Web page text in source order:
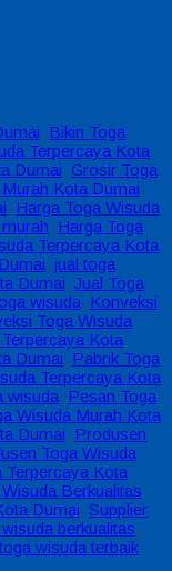
, Bikin Toga
Terpercaya Kota
Dumai, Grosir Toga
Kota Dumai,
, Harga Toga Wisuda
, Harga Toga
Terpercaya Kota
, jual toga
Dumai, Jual Toga
wisuda, Konveksi
Toga Wisuda
Kota
Dumai, Pabrik Toga
Terpercaya Kota
wisuda, Pesan Toga
Wisuda Murah Kota
Dumai, Produsen
Toga Wisuda
Terpercaya Kota
Berkualitas
Dumai, Supplier
berkualitas,
toga wisuda terbaik